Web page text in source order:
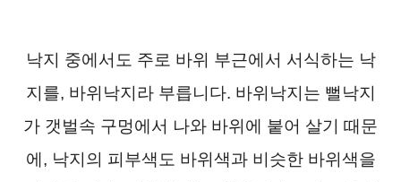
낙지 중에서도 주로 바위 부근에서 서식하는 낙
지를, 바위낙지라 부릅니다. 바위낙지는 뻘낙지
가 갯벌속 구멍에서 나와 바위에 붙어 살기 때문
에, 낙지의 피부색도 바위색과 비슷한 바위색을